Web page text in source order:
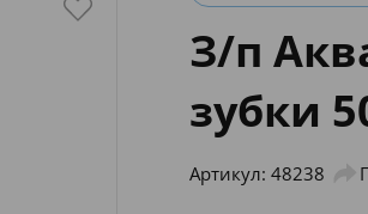
З/п
зубки
Артикул: 48238